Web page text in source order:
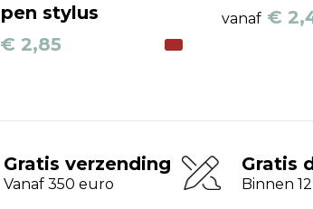
stylus
€ 2,85
vanaf €
Gratis verzending
Vanaf 350 euro
Gratis
Binnen